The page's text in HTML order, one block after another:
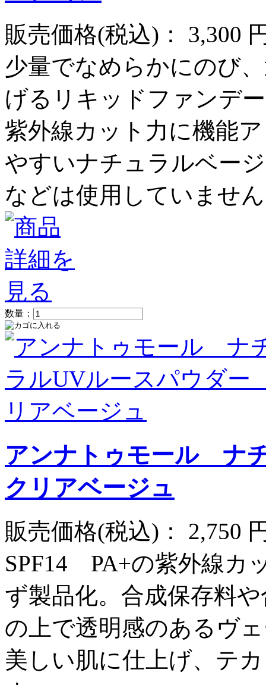
販売価格(税込)： 3,300
少量でなめらかにのび
げるリキッドファンデ
紫外線カット力に機能
やすいナチュラルベー
などは使用していませ
数量：
アンナトゥモール ナ
クリアベージュ
販売価格(税込)： 2,750
SPF14 PA+の紫外線カ
ず製品化。合成保存料
の上で透明感のあるヴ
美しい肌に仕上げ、テ